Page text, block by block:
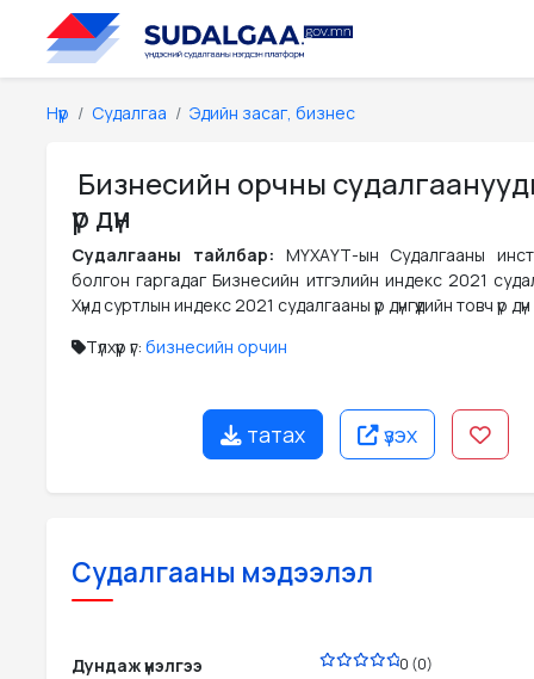
Нүүр Судалгаа Эдийн засаг, бизнес
Бизнесийн орчны
үр дүн
Судалгааны тайлбар: МҮХАҮТ-ын Судалгааны
болгон гаргадаг Бизнесийн итгэлийн индекс 2021
Хүнд суртлын индекс 2021 судалгааны үр дүнгүүдийн товч үр дүн
Түлхүүр үг: бизнесийн орчин
татах үзэх
Судалгааны мэдээлэл
Дундаж үнэлгээ 0 (0)